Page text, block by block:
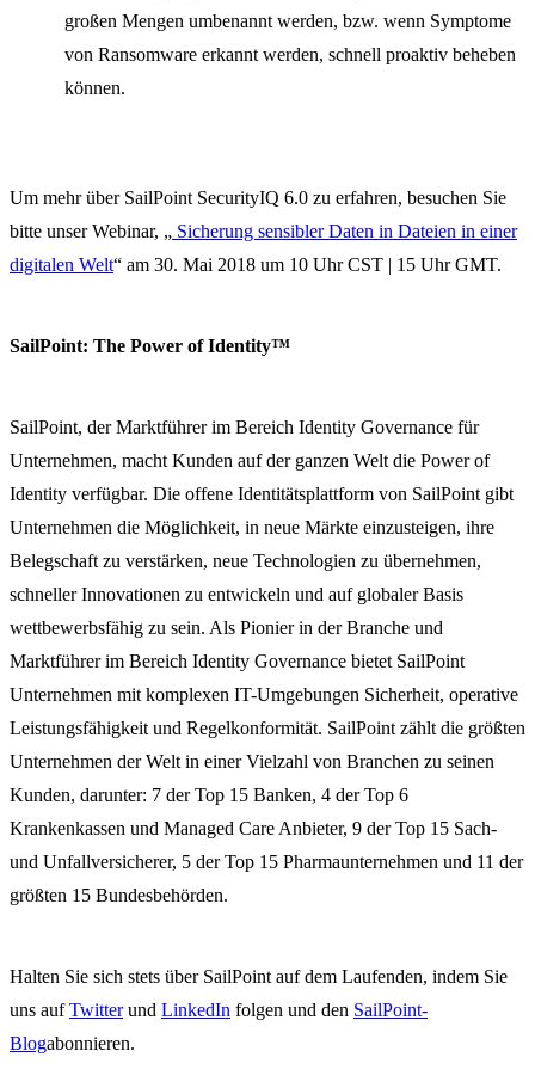
großen Mengen umbenannt werden, bzw. wenn Symptome
von Ransomware erkannt werden, schnell proaktiv beheben
können.
Um mehr über SailPoint SecurityIQ 6.0 zu erfahren, besuchen Sie
bitte unser Webinar, „ Sicherung sensibler Daten in Dateien in einer
digitalen Welt“ am 30. Mai 2018 um 10 Uhr CST | 15 Uhr GMT.
SailPoint: The Power of Identity™
SailPoint, der Marktführer im Bereich Identity Governance für
Unternehmen, macht Kunden auf der ganzen Welt die Power of
Identity verfügbar. Die offene Identitätsplattform von SailPoint gibt
Unternehmen die Möglichkeit, in neue Märkte einzusteigen, ihre
Belegschaft zu verstärken, neue Technologien zu übernehmen,
schneller Innovationen zu entwickeln und auf globaler Basis
wettbewerbsfähig zu sein. Als Pionier in der Branche und
Marktführer im Bereich Identity Governance bietet SailPoint
Unternehmen mit komplexen IT-Umgebungen Sicherheit, operative
Leistungsfähigkeit und Regelkonformität. SailPoint zählt die größten
Unternehmen der Welt in einer Vielzahl von Branchen zu seinen
Kunden, darunter: 7 der Top 15 Banken, 4 der Top 6
Krankenkassen und Managed Care Anbieter, 9 der Top 15 Sach-
und Unfallversicherer, 5 der Top 15 Pharmaunternehmen und 11 der
größten 15 Bundesbehörden.
Halten Sie sich stets über SailPoint auf dem Laufenden, indem Sie
uns aufTwitterund LinkedIn folgen und den SailPoint-
Blogabonnieren.